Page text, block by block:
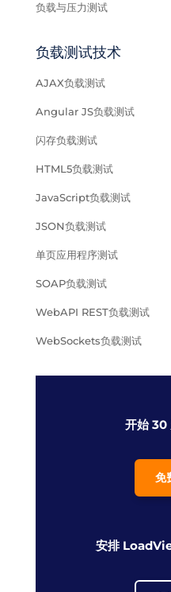
负载与压力测试
负载测试技术
AJAX负载测试
Angular JS负载测试
闪存负载测试
HTML5负载测试
JavaScript负载测试
JSON负载测试
单页应用程序测试
SOAP负载测试
WebAPI REST负载测试
WebSockets负载测试
开始 30
免
安排